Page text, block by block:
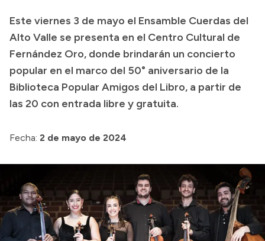
Transparencia
Boletín Oficial
Compras y licitaciones
Consulta de expedientes
Convocatorias
Este viernes 3 de mayo el Ensamble Cuerdas del
Alto Valle se presenta en el Centro Cultural de
Fernández Oro, donde brindarán un concierto
popular en el marco del 50° aniversario de la
Biblioteca Popular Amigos del Libro, a partir de
las 20 con entrada libre y gratuita.
Fecha: 2 de mayo de 2024